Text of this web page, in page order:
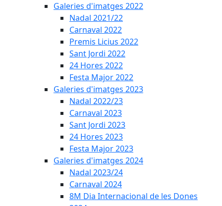
Galeries d'imatges 2022
Nadal 2021/22
Carnaval 2022
Premis Licius 2022
Sant Jordi 2022
24 Hores 2022
Festa Major 2022
Galeries d'imatges 2023
Nadal 2022/23
Carnaval 2023
Sant Jordi 2023
24 Hores 2023
Festa Major 2023
Galeries d'imatges 2024
Nadal 2023/24
Carnaval 2024
8M Dia Internacional de les Dones